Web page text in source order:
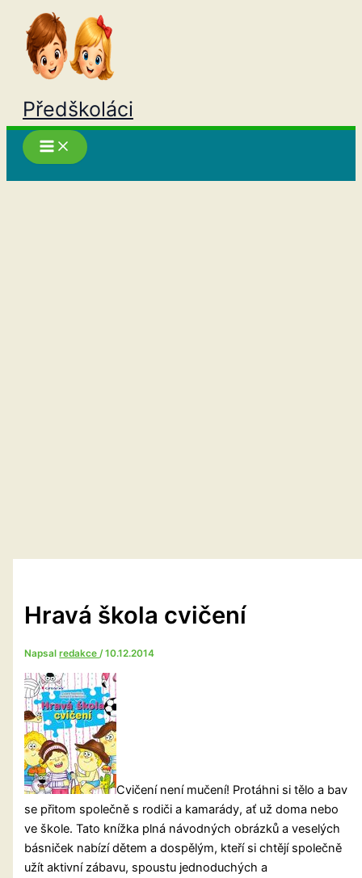
Přeskočit
obsah
Předškoláci
Hravá škola cvičení
Napsalredakce/10.12.2014
Cvičení není mučení! Protáhni si tělo a bav
se přitom společně s rodiči a kamarády, ať už doma nebo
ve škole. Tato knížka plná návodných obrázků a veselých
básniček nabízí dětem a dospělým, kteří si chtějí společně
užít aktivní zábavu, spoustu jednoduchých a